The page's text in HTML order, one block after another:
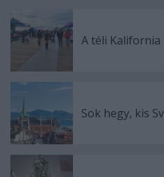
A téli Kalifornia
Sok hegy, kis